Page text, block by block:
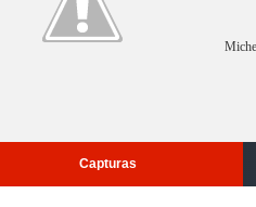
Capturas